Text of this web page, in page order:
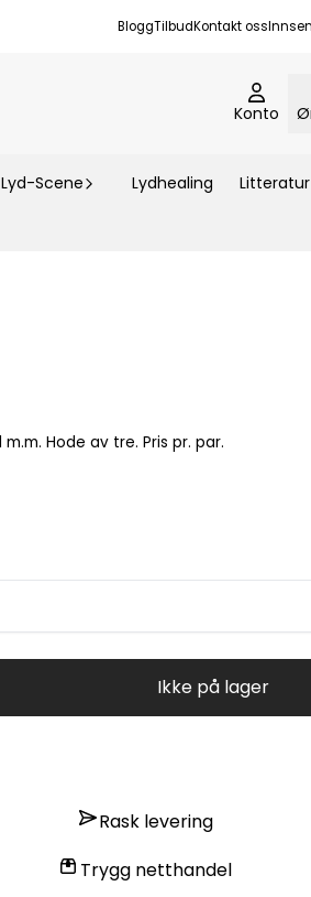
BloggTilbudKontakt oss
Konto
Lyd-Scene Lydhealing Litteratur
Køller av tre til klokkespill m.m. Hode av tre. Pris pr. par.
Ikke på lager
Rask levering
Trygg netthandel